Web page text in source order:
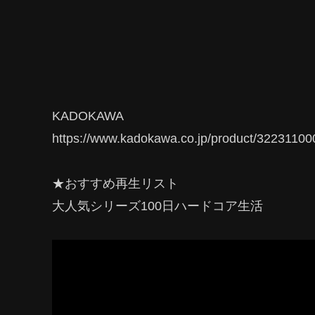
KADOKAWA
https://www.kadokawa.co.jp/product/
★おすすめ再生リスト
大人気シリーズ100日ハードコア生活